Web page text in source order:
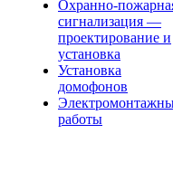
Охранно-
сигнализация —
проектирование и
установка
Установка
домофонов
работы